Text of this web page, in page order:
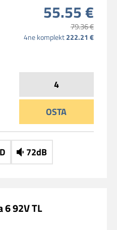
55.55 €
79.36 €
4ne komplekt 222.21 €
OSTA
D 72dB
6 92V TL